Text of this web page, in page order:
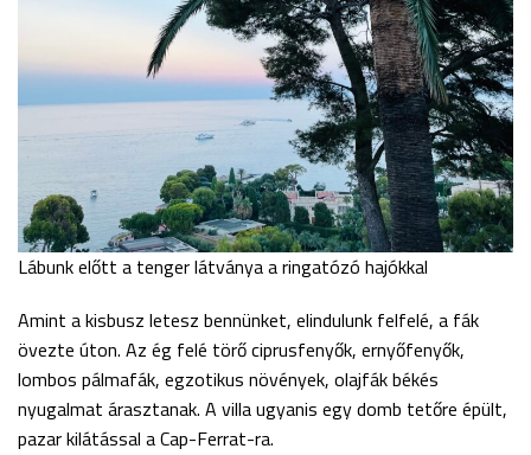
Lábunk előtt a tenger látványa a ringatózó hajókkal
Amint a kisbusz letesz bennünket, elindulunk felfelé, a fák
övezte úton. Az ég felé törő ciprusfenyők, ernyőfenyők,
lombos pálmafák, egzotikus növények, olajfák békés
nyugalmat árasztanak. A villa ugyanis egy domb tetőre épült,
pazar kilátással a Cap-Ferrat-ra.